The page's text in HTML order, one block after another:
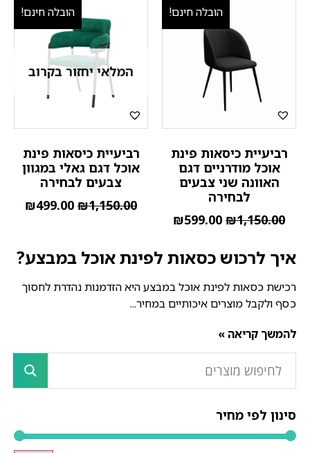
הובלה חינם!
רביעיית כיסאות פינת
אוכל מודרניים דגם
האוונה שני צבעים
לבחירה
₪1,150.00
₪599.00
הובלה חינם!
המלאי יחזור בקרוב
רביעיית כיסאות פינת
אוכל דגם גאלי במגוון
צבעים לבחירה
₪1,150.00
₪499.00
איך לרכוש כסאות לפינת אוכל במבצע?
רכישת כסאות לפינת אוכל במבצע היא הזדמנות נהדרת לחסוך
כסף ולקבל מוצרים איכותיים במחיר...
להמשך קריאה »
סינון לפי מחיר